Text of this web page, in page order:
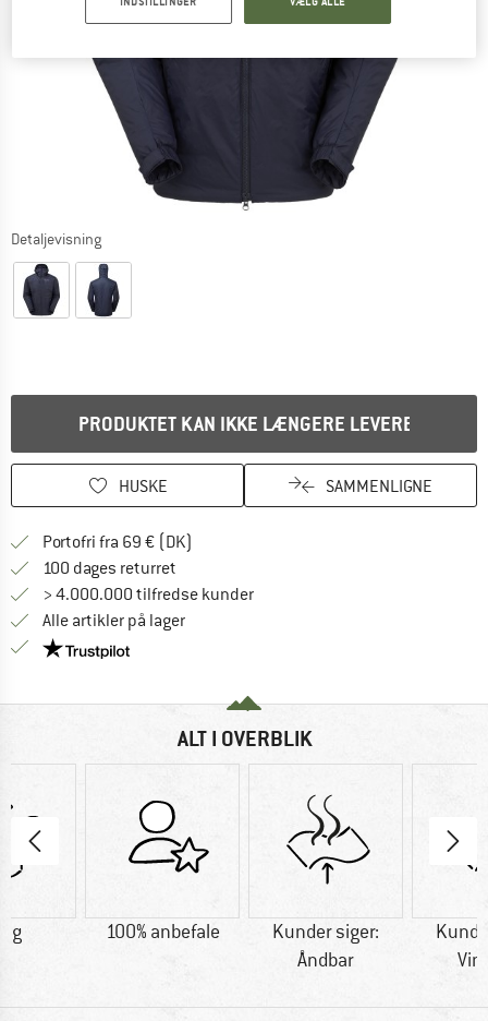
Detaljevisning
PRODUKTET KAN IKKE LÆNGERE LEVERES
HUSKE SAMMENLIGNE
Portofri fra 69 € (DK)
100 dages returret
> 4.000.000 tilfredse kunder
Alle artikler på lager
Vi er Trustpilot-certificeret - oplysningerne får du
ALT I OVERBLIK
g 100% anbefale
Kunder siger:
Åndbar